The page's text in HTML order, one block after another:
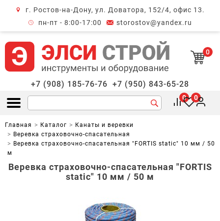
г. Ростов-на-Дону, ул. Доватора, 152/4, офис 13.
пн-пт - 8:00-17:00
storostov@yandex.ru
0
+7 (908) 185-76-76 +7 (950) 843-65-28
Открыть меню
0 0
Главная Каталог
Канаты и веревки
Веревка страховочно-спасательная
Веревка страховочно-спасательная "FORTIS static" 10 мм / 50
м
Веревка страховочно-спасательная "FORTIS
static" 10 мм / 50 м